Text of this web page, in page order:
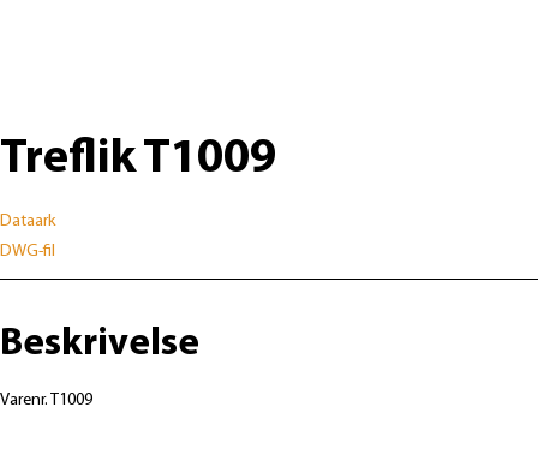
Treflik T1009
Dataark
DWG-fil
Beskrivelse
Varenr. T1009